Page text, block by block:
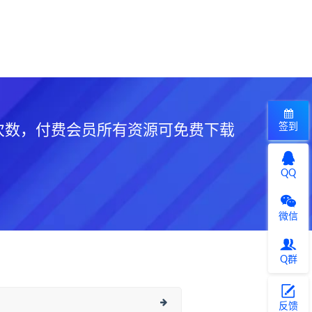
，付费会员所有资源可免费下载 签到
QQ
微信
Q群
反馈